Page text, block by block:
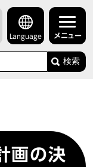
Language メニュー
検索
画の決